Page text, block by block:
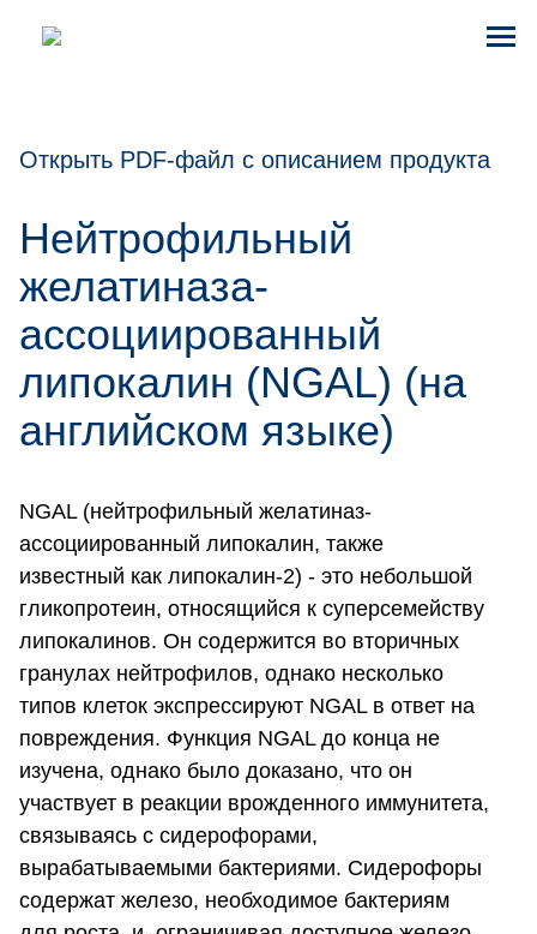
Нейтрофильный
желатиназа-
ассоциированный
липокалин (NGAL) (на
английском языке)
NGAL (нейтрофильный желатиназ-
ассоциированный липокалин, также
известный как липокалин-2) - это небольшой
гликопротеин, относящийся к суперсемейству
липокалинов. Он содержится во вторичных
гранулах нейтрофилов, однако несколько
типов клеток экспрессируют NGAL в ответ на
повреждения. Функция NGAL до конца не
изучена, однако было доказано, что он
участвует в реакции врожденного иммунитета,
связываясь с сидерофорами,
вырабатываемыми бактериями. Сидерофоры
содержат железо, необходимое бактериям
Открыть PDF-файл с описанием продукта